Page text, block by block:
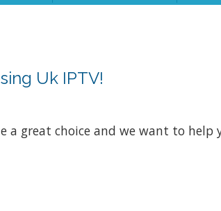
Uk IPTV!
a great choice and we want to